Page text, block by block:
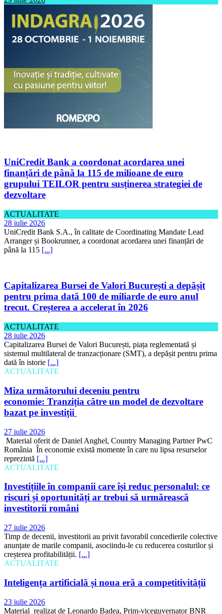
UniCredit Bank a coordonat acordarea unei
finanțări de până la 115 de milioane de euro
grupului TEILOR pentru susținerea strategiei de
dezvoltare
ACTUALITATE
28 iulie 2026
UniCredit Bank S.A., în calitate de Coordinating Mandate Lead
Arranger și Bookrunner, a coordonat acordarea unei finanțări de
până la 115 [...]
Capitalizarea Bursei de Valori București a depășit
pentru prima dată 100 de miliarde de euro anul
trecut. Creșterea a accelerat în 2026
ACTUALITATE
28 iulie 2026
Capitalizarea Bursei de Valori București, piața reglementată și
sistemul multilateral de tranzacționare (SMT), a depășit pentru prima
dată în istorie [...]
ACTUALITATE
Miza următorului deceniu pentru
economie: Tranziția către un model de dezvoltare
bazat pe investiții
27 iulie 2026
Material oferit de Daniel Anghel, Country Managing Partner PwC
România În economie există momente în care nu lipsa resurselor
reprezintă [...]
ACTUALITATE
Investițiile în companii care își reduc personalul: ce
riscuri și oportunități ar trebui să urmărească
investitorii români
27 iulie 2026
Timp de decenii, investitorii au privit favorabil concedierile colective
anunțate de marile companii, asociindu-le cu reducerea costurilor și
creșterea profitabilității. [...]
ACTUALITATE
Inteligența artificială și noua eră a competitivității
23 iulie 2026
Material realizat de Leonardo Badea, Prim-viceguvernator BNR